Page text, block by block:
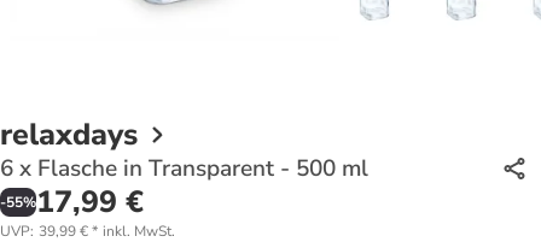
relaxdays
6 x Flasche in Transparent - 500 ml
-55%17,99 €
UVP: 39,99 €* inkl. MwSt.